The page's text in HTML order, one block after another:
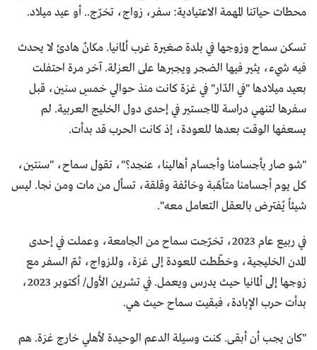
محطات حياتنا المهمة الاعتيادية: سفر، زواج، تخرّج.. أو عيد ميلاد.
تسكن سماح وزوجها في بلدة صغيرة غرب ألمانيا. مكانٌ هادئ لا يحدث
فيه شيء، يثير فيها الضجر ويجبرها على العزلة. آخر مرة احتفلت
بعيد ميلادها "في الدّار" في غزة كانت منذ حوالي خمسِ سنين، قبل
سفرها لتنهي دراسة الماجستير في إحدى دول الخليج العربية. لم
يسعفها الوقت بعدها للعودة، إذ كانت الحرب قد بدأت.
"شو صار بأجسامنا وأجسام أهالينا، عنجد؟"، تقول سماح، "سنتين،
كل يوم أجسامنا متأهّبة وخائفة وقلقة، تسأل من مات ومن نجا. ليس
شيئاً يُفترض بالعقل التعامل معه".
في ربيع عام 2023، تخرّجت سماح من الجامعة، وعملت في إحدى
المدن الخليجية، وخطّطت للعودة إلى غزة، وللزواج، ثمّ السفر مع
زوجها إلى ألمانيا حيث يدرس ويعمل. في تشرين الأول/ أكتوبر 2023،
بدأت حرب الإبادة، فبقيت سماح حيث هي.
"كان يجب أن أبقى. كنت وسيلة الدعم الوحيدة لأهلي خارج غزة. هم